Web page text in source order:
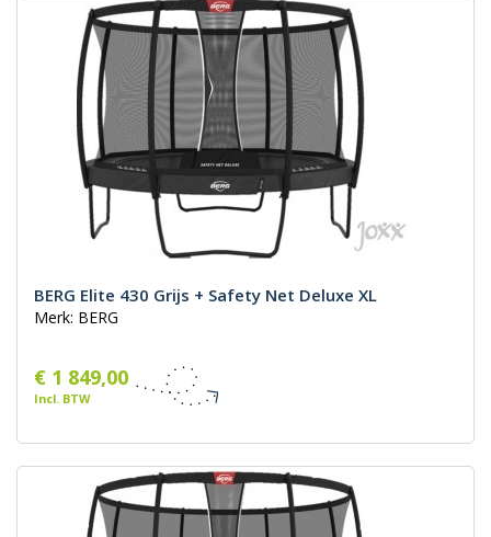
BERG Elite 430 Grijs + Safety Net Deluxe XL
Merk: BERG
€ 1 849,00
Incl. BTW